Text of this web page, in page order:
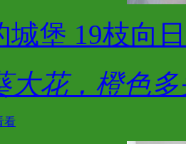
城堡 19枝向
大花，橙色
看